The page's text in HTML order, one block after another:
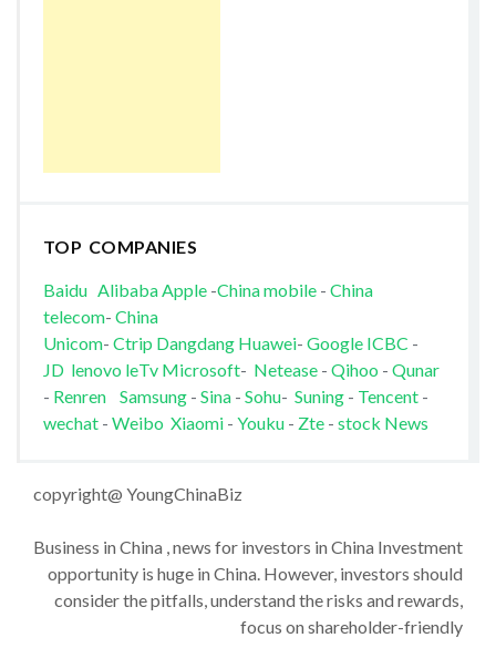
TOP COMPANIES
Baidu AlibabaApple-China mobile- China
telecom- China
Unicom- Ctrip Dangdang Huawei- Google ICBC -
JD lenovo leTv Microsoft- Netease- Qihoo - Qunar
- Renren Samsung- Sina- Sohu- Suning- Tencent-
wechat - Weibo Xiaomi- Youku - Zte- stock News
copyright@ YoungChinaBiz
Business in China , news for investors in China Investment
opportunity is huge in China. However, investors should
consider the pitfalls, understand the risks and rewards,
focus on shareholder-friendly